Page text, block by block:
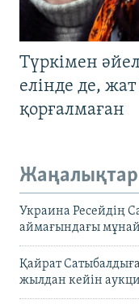
Түркімен
елінде де,
қорғалмаған
Жаңалықтар
Украина Ресейдің
аймағындағы
Қайрат Сатыбалдыға
жылдан кейін